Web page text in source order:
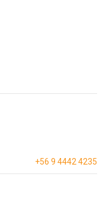
+56 9 4442 4235